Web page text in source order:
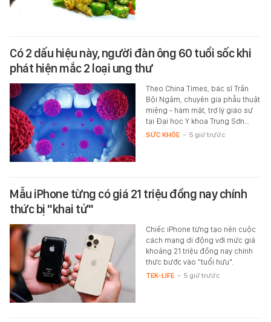
Có 2 dấu hiệu này, người đàn ông 60 tuổi sốc khi
phát hiện mắc 2 loại ung thư
Theo China Times, bác sĩ Trần
Bội Ngâm, chuyên gia phẫu thuật
miệng - hàm mặt, trợ lý giáo sư
tại Đại học Y khoa Trung Sơn…
SỨC KHỎE - 5 giờ trước
Mẫu iPhone từng có giá 21 triệu đồng nay chính
thức bị "khai tử"
Chiếc iPhone từng tạo nên cuộc
cách mạng di động với mức giá
khoảng 21 triệu đồng nay chính
thức bước vào "tuổi hưu".
TEK-LIFE - 5 giờ trước